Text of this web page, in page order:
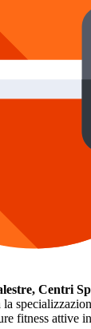
Centri
fitness attive